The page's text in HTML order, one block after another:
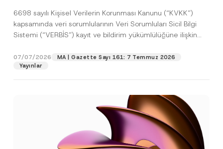
6698 sayılı Kişisel Verilerin Korunması Kanunu (“KVKK”)
kapsamında veri sorumlularının Veri Sorumluları Sicil Bilgi
Sistemi (“VERBİS”) kayıt ve bildirim yükümlülüğüne ilişkin
07/07/2026
MA | Gazette Sayı 161: 7 Temmuz 2026
Yayınlar